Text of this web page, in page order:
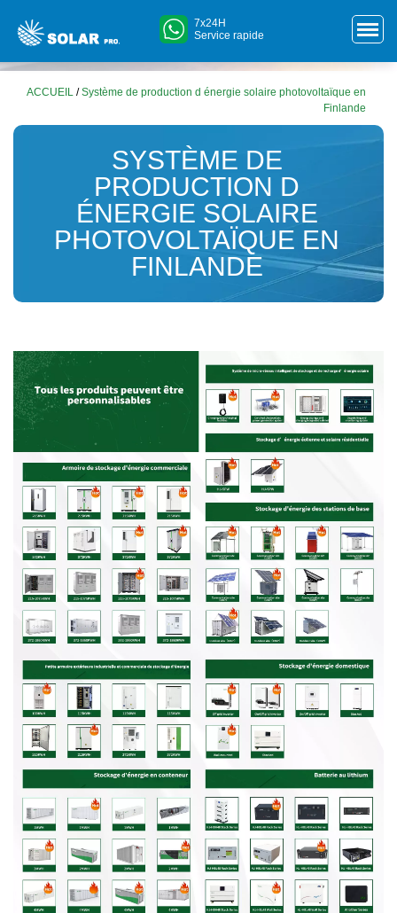
7x24H
Service rapide
ACCUEIL /Système de production d énergie solaire photovoltaïque en
Finlande
SYSTÈME DE
PRODUCTION D
ÉNERGIE SOLAIRE
PHOTOVOLTAÏQUE EN
FINLANDE